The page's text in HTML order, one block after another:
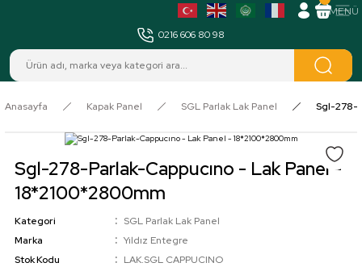
0216 606 80 98
Anasayfa Kapak Panel SGL Parlak Lak Panel Sgl-278-
Sgl-278-Parlak-Cappucıno - Lak Panel -
18*2100*2800mm
Kategori
SGL Parlak Lak Panel
Marka
Yıldız Entegre
Stok Kodu
LAK.SGL CAPPUCINO